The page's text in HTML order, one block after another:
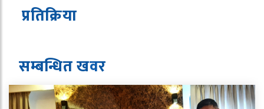
प्रतिक्रिया
सम्बन्धित खवर